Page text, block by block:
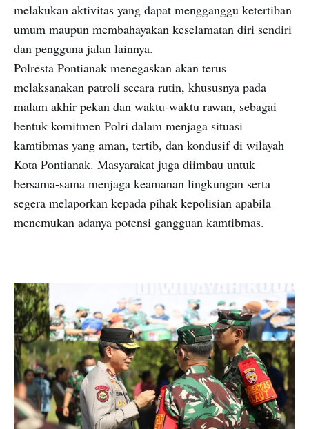
melakukan aktivitas yang dapat mengganggu ketertiban
umum maupun membahayakan keselamatan diri sendiri
dan pengguna jalan lainnya.
Polresta Pontianak menegaskan akan terus
melaksanakan patroli secara rutin, khususnya pada
malam akhir pekan dan waktu-waktu rawan, sebagai
bentuk komitmen Polri dalam menjaga situasi
kamtibmas yang aman, tertib, dan kondusif di wilayah
Kota Pontianak. Masyarakat juga diimbau untuk
bersama-sama menjaga keamanan lingkungan serta
segera melaporkan kepada pihak kepolisian apabila
menemukan adanya potensi gangguan kamtibmas.